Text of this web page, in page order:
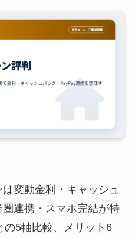
変動金利・キャッシュ
連携・スマホ完結が特
の5軸比較、メリット6